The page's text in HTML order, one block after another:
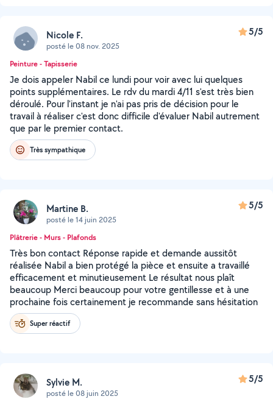
Nicole F.
posté le 08 nov. 2025
5/5
Peinture - Tapisserie
Je dois appeler Nabil ce lundi pour voir avec lui quelques
points supplémentaires. Le rdv du mardi 4/11 s'est très bien
déroulé. Pour l'instant je n'ai pas pris de décision pour le
travail à réaliser c'est donc difficile d'évaluer Nabil autrement
que par le premier contact.
Très sympathique
Martine B.
posté le 14 juin 2025
5/5
Plâtrerie - Murs - Plafonds
Très bon contact Réponse rapide et demande aussitôt
réalisée Nabil a bien protégé la pièce et ensuite a travaillé
efficacement et minutieusement Le résultat nous plaît
beaucoup Merci beaucoup pour votre gentillesse et à une
prochaine fois certainement je recommande sans hésitation
Super réactif
Sylvie M.
posté le 08 juin 2025
5/5